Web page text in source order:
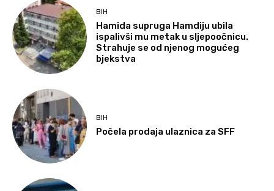
BIH
Hamida supruga Hamdiju ubila
ispalivši mu metak u sljepoočnicu.
Strahuje se od njenog mogućeg
bjekstva
BIH
Počela prodaja ulaznica za SFF